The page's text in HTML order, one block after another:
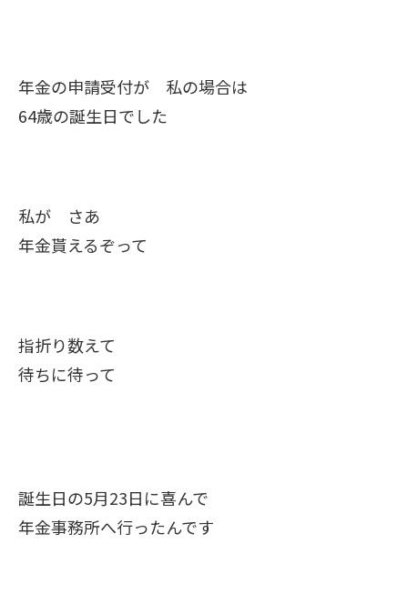
年金の申請受付が 私の場合は
64歳の誕生日でした
私が さあ
年金貰えるぞって
指折り数えて
待ちに待って
誕生日の5月23日に喜んで
年金事務所へ行ったんです